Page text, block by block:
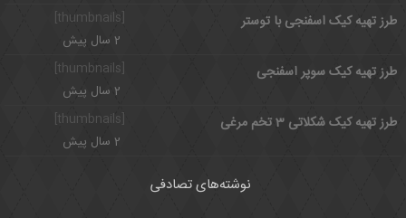
طرز تهیه کیک اسفنجی با توستر
2 سال پیش
[thumbnails]
طرز تهیه کیک سوپر اسفنجی
2 سال پیش
طرز تهیه کیک شکلاتی 3 تخم مرغی
2 سال پیش
نوشته‌های تصادفی